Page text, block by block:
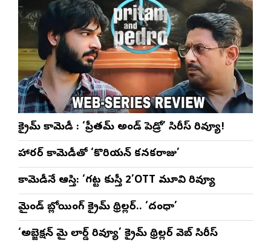
క్రైమ్ కామెడీ : ‘ప్రీతమ్ అండ్ పెడ్రో’ సిరీస్ రివ్యూ!
హారర్ కామెడీతో ‘కొరియన్ కనకరాజు’
కామెడీనే ఆస్తి: ‘గట్ట కుస్తీ 2’OTT మూవి రివ్యూ
మైండ్ బ్లోయింగ్ క్రైమ్ థ్రిల్లర్.. ‘దంధా’
‘అబ్జెక్ష‌న్ మై లార్డ్ రివ్యూ’ క్రైమ్ థ్రిల్ల‌ర్ వెబ్ సిరీస్